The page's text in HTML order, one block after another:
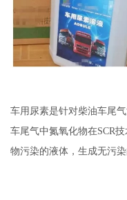
车用尿素是针对柴油车尾
车尾气中氮氧化物在SCR
物污染的液体，生成无污染